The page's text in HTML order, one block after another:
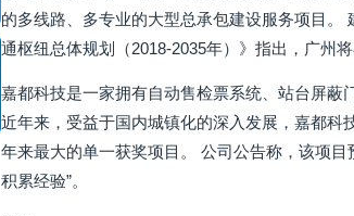
的多线路、多专业的大型总承包建设服务项目
通枢纽总体规划（2018-2035年）》指出，广州
嘉都科技是一家拥有自动售检票系统、站台屏蔽
近年来，受益于国内城镇化的深入发展，嘉都科
年来最大的单一获奖项目。 公司公告称，该项
积累经验”。